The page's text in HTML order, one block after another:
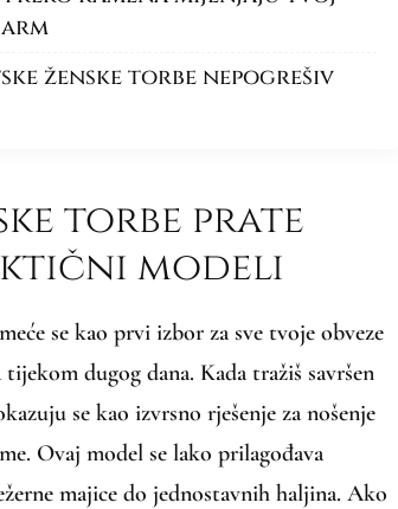
ženske torbe nepogrešiv
torbe prate
modeli
se kao prvi izbor za sve tvoje obveze
dugog dana. Kada tražiš savršen
se kao izvrsno rješenje za nošenje
Ovaj model se lako prilagođava
majice do jednostavnih haljina. Ako